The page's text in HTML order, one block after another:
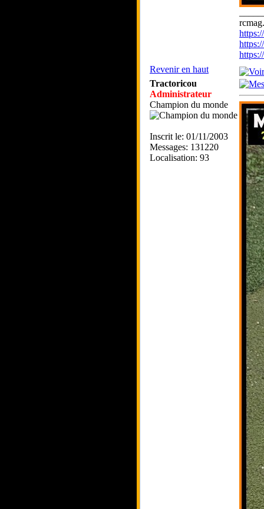
Revenir en haut
Tractoricou
Administrateur
Champion du monde
Inscrit le: 01/11/2003
Messages: 131220
Localisation: 93